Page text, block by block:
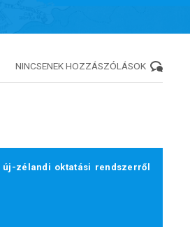
NINCSENEK HOZZÁSZÓLÁSOK
új-zélandi oktatási rendszerről